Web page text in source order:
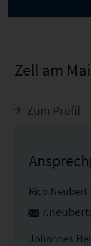
Zell am
Zum Profil
Rico
Johannes